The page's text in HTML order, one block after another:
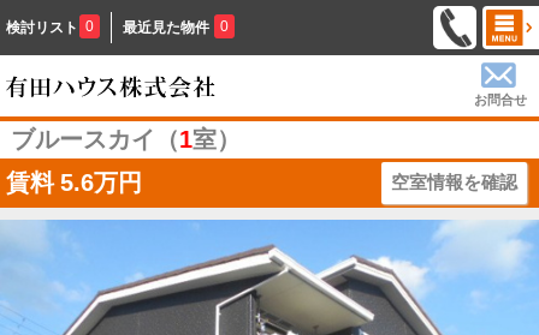
検討リスト 0 最近見た物件 0
お問合せ
ブルースカイ（1室）
賃料 5.6万円 空室情報を確認